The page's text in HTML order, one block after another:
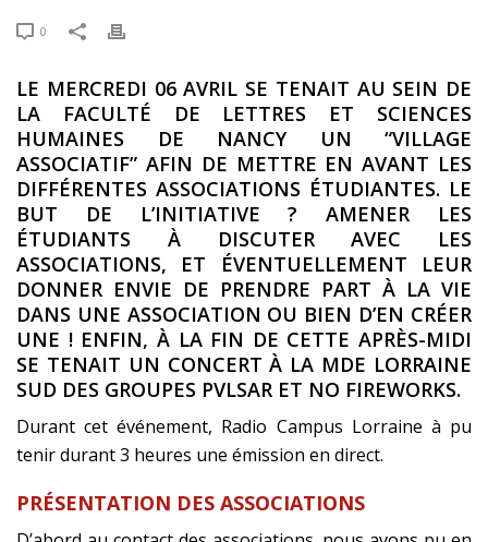
0
LE MERCREDI 06 AVRIL SE TENAIT AU SEIN DE
LA FACULTÉ DE LETTRES ET SCIENCES
HUMAINES DE NANCY UN “VILLAGE
ASSOCIATIF” AFIN DE METTRE EN AVANT LES
DIFFÉRENTES ASSOCIATIONS ÉTUDIANTES. LE
BUT DE L’INITIATIVE ? AMENER LES
ÉTUDIANTS À DISCUTER AVEC LES
ASSOCIATIONS, ET ÉVENTUELLEMENT LEUR
DONNER ENVIE DE PRENDRE PART À LA VIE
DANS UNE ASSOCIATION OU BIEN D’EN CRÉER
UNE ! ENFIN, À LA FIN DE CETTE APRÈS-MIDI
SE TENAIT UN CONCERT À LA MDE LORRAINE
SUD DES GROUPES PVLSAR ET NO FIREWORKS.
Durant cet événement, Radio Campus Lorraine à pu
tenir durant 3 heures une émission en direct.
PRÉSENTATION DES ASSOCIATIONS